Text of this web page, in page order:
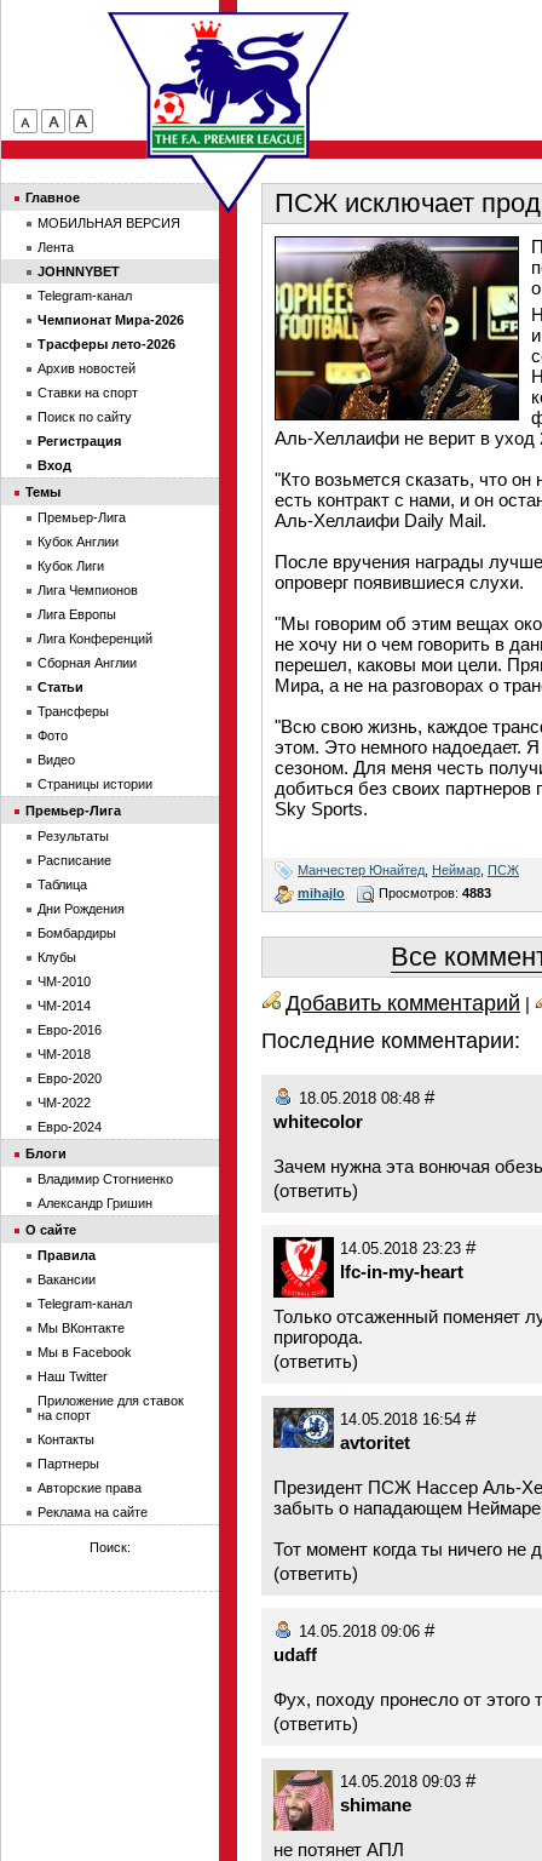
ПСЖ исключает
Аль-Хеллаифи не верит в уход
"Кто возьмется сказать, что
есть контракт с нами, и он
Аль-Хеллаифи Daily Mail.
После вручения награды
опроверг появившиеся слухи.
"Мы говорим об этим вещах
не хочу ни о чем говорить в
перешел, каковы мои цели.
Мира, а не на разговорах о
"Всю свою жизнь, каждое
этом. Это немного надоедает.
сезоном. Для меня честь
добиться без своих
Sky Sports.
Манчестер Юнайтед Неймар ПСЖ
mihajlo
Просмотров: 4883
Все
Добавить комментарий |
Последние комментарии:
18.05.2018 08:48 #
whitecolor
Зачем нужна эта вонючая
(ответить)
14.05.2018 23:23 #
lfc-in-my-heart
Только отсаженный поменяет
пригорода.
(ответить)
14.05.2018 16:54 #
avtoritet
Президент ПСЖ Нассер Аль-
забыть о нападающем
Тот момент когда ты ничего
(ответить)
14.05.2018 09:06 #
udaff
Фух, походу пронесло от этого
(ответить)
14.05.2018 09:03 #
shimane
не потянет АПЛ
Главное
МОБИЛЬНАЯ ВЕРСИЯ
Лента
JOHNNYBET
Telegram-канал
Чемпионат Мира-2026
Трасферы лето-2026
Архив новостей
Ставки на спорт
Поиск по сайту
Регистрация
Вход
Темы
Премьер-Лига
Кубок Англии
Кубок Лиги
Лига Чемпионов
Лига Европы
Лига Конференций
Сборная Англии
Статьи
Трансферы
Фото
Видео
Страницы истории
Премьер-Лига
Результаты
Расписание
Таблица
Дни Рождения
Бомбардиры
Клубы
ЧМ-2010
ЧМ-2014
Евро-2016
ЧМ-2018
Евро-2020
ЧМ-2022
Евро-2024
Блоги
Владимир Стогниенко
Александр Гришин
О сайте
Правила
Вакансии
Telegram-канал
Мы ВКонтакте
Мы в Facebook
Наш Twitter
Приложение для ставок
на спорт
Контакты
Партнеры
Авторские права
Реклама на сайте
Поиск: